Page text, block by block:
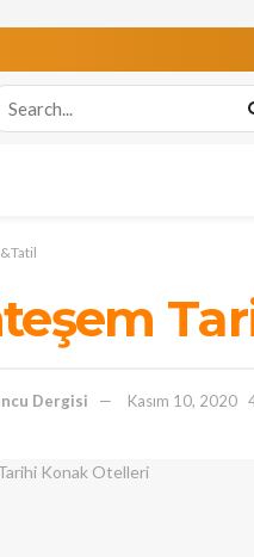
Dergisi Kasım 10, 2020